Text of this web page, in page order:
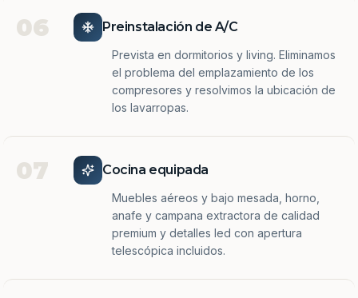
06 Preinstalación de A/C
Prevista en dormitorios y living. Eliminamos
el problema del emplazamiento de los
compresores y resolvimos la ubicación de
los lavarropas.
07 Cocina equipada
Muebles aéreos y bajo mesada, horno,
anafe y campana extractora de calidad
premium y detalles led con apertura
telescópica incluidos.